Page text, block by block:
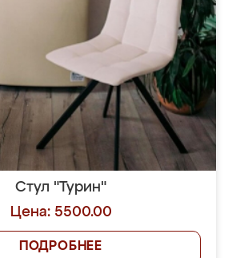
Стул "Турин"
Цена: 5500.00
ПОДРОБНЕЕ